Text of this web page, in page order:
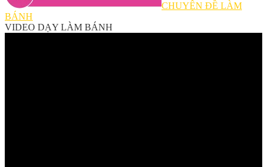
CHUYÊN ĐỀ LÀM
BÁNH
VIDEO DẠY LÀM BÁNH